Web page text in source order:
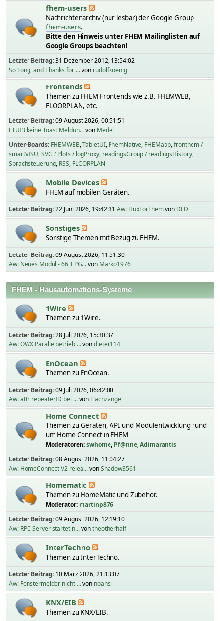
fhem-users
Nachrichtenarchiv (nur lesbar) der Google Group
fhem-users.
Bitte den Hinweis unter FHEM Mailinglisten auf
Google Groups beachten!
Letzter Beitrag:31 Dezember 2012, 13:54:02
So Long, and Thanks for ...von rudolfkoenig
Frontends
Themen zu FHEM Frontends wie z.B. FHEMWEB,
FLOORPLAN, etc.
Letzter Beitrag:09 August 2026, 00:51:51
FTUI3 keine Toast Meldun...von Medel
Unter-Boards FHEMWEB TabletUI FhemNative FHEMapp fronthem /
smartVISU SVG / Plots / logProxy readingsGroup / readingsHistory
Sprachsteuerung RSS FLOORPLAN
Mobile Devices
FHEM auf mobilen Geräten.
Letzter Beitrag:22 Juni 2026, 19:42:31 Aw: HubForFhemvon DLD
Sonstiges
Sonstige Themen mit Bezug zu FHEM.
Letzter Beitrag:09 August 2026, 11:51:30
Aw: Neues Modul - 66_EPG...von Marko1976
FHEM - Hausautomations-Systeme
1Wire
Themen zu 1Wire.
Letzter Beitrag:28 Juli 2026, 15:30:37
Aw: OWX Parallelbetrieb ...vondieter114
EnOcean
Themen zu EnOcean.
Letzter Beitrag:09 Juli 2026, 06:42:00
Aw: attr repeaterID bei ...von Flachzange
Home Connect
Themen zu Geräten, API und Modulentwicklung rund
um Home Connect in FHEM
Moderatoren:swhome, Pf@nne,Adimarantis
Letzter Beitrag:08 August 2026, 11:04:27
Aw: HomeConnect V2 relea...vonShadow3561
Homematic
Themen zu HomeMatic und Zubehör.
Moderator: martinp876
Letzter Beitrag:09 August 2026, 12:19:10
Aw: RPC Server startet n...vontheotherhalf
InterTechno
Themen zu InterTechno.
Letzter Beitrag: 10 März 2026, 21:13:07
Aw: Fenstermelder nicht ...von noansi
KNX/EIB
Themen zu KNX/EIB.